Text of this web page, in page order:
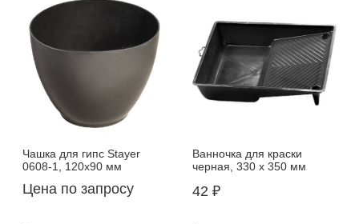
Чашка для гипс Stayer
0608-1, 120х90 мм
Цена по запросу
Ванночка для краски
черная, 330 х 350 мм
42 ₽